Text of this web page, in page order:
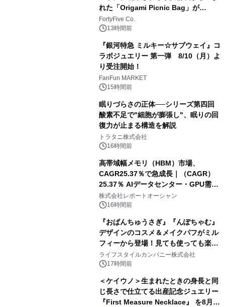
れた「Origami Picnic Bag」が
Makuakeに登場
FortyFive Co.
13時間前
『銀河特急 ミルキー☆サブウェイ』コ
ラボジュエリー 第一弾 8/10（月）よ
り受注開始！
FanFun MARKET
15時間前
眠りづらさの正体──シリーズ第四回
酸素不足で"細胞が膨張し"、眠りの回
復力が止まる構造を解説
トラタニ株式会社
16時間前
高帯域幅メモリ（HBM）市場、
CAGR25.37％で急成長｜（CAGR）
25.37％ AIデータセンター・GPU需要
拡大が2035年の市場成長を牽引
株式会社レポートオーシャン
16時間前
『おぱんちゅうさぎ』『んぽちゃむ』
デザインのコスメ＆メイクパフがミル
フィーから登場！見ても使っても楽し
い、ポップでキュートなコレクショ
ン。
ライフスタイルカンパニー株式会社
17時間前
＜ケイウノ＞生まれたときの身長と同
じ長さで仕立てる出産記念ジュエリー
『First Measure Necklace』 を8月14